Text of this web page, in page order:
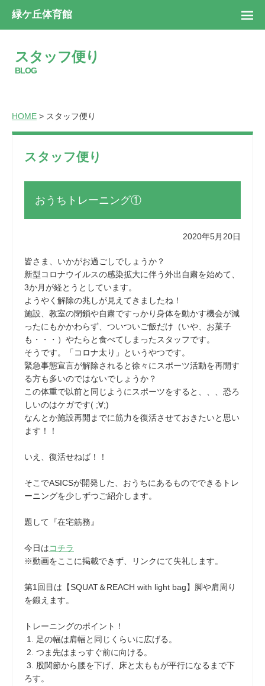
緑ケ丘体育館
スタッフ便り
BLOG
HOME > スタッフ便り
スタッフ便り
おうちトレーニング①
2020年5月20日
皆さま、いかがお過ごしでしょうか？
新型コロナウイルスの感染拡大に伴う外出自粛を始めて、
3か月が経とうとしています。
ようやく解除の兆しが見えてきましたね！
施設、教室の閉鎖や自粛ですっかり身体を動かす機会が減
ったにもかかわらず、ついついご飯だけ（いや、お菓子
も・・・）やたらと食べてしまったスタッフです。
そうです。「コロナ太り」というやつです。
緊急事態宣言が解除されると徐々にスポーツ活動を再開す
る方も多いのではないでしょうか？
この体重で以前と同じようにスポーツをすると、、、恐ろ
しいのはケガです( ;∀;)
なんとか施設再開までに筋力を復活させておきたいと思い
ます！！
いえ、復活せねば！！
そこでASICSが開発した、おうちにあるものでできるトレ
ーニングを少しずつご紹介します。
題して『在宅筋務』
今日はコチラ
※動画をここに掲載できず、リンクにて失礼します。
第1回目は【SQUAT＆REACH with light bag】脚や肩周り
を鍛えます。
トレーニングのポイント！
1. 足の幅は肩幅と同じくらいに広げる。
2. つま先はまっすぐ前に向ける。
3. 股関節から腰を下げ、床と太ももが平行になるまで下
ろす。